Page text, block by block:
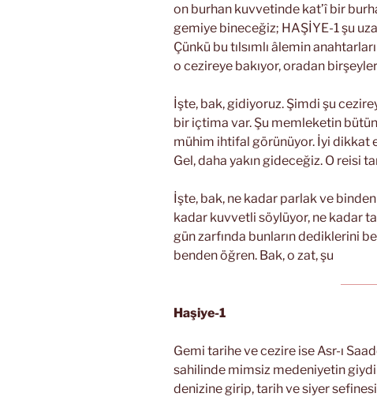
on burhan kuvvetinde kat’î bir
gemiye bineceğiz; HAŞİYE-1 şu
Çünkü bu tılsımlı âlemin
o cezireye bakıyor, oradan
İşte, bak, gidiyoruz. Şimdi şu
bir içtima var. Şu memleketin
mühim ihtifal görünüyor. İyi dikkat
Gel, daha yakın gideceğiz. O reisi
İşte, bak, ne kadar parlak ve
kadar kuvvetli söylüyor, ne kadar
gün zarfında bunların dediklerini
benden öğren. Bak, o zat, şu
Haşiye-1
Gemi tarihe ve cezire ise Asr-ı
sahilinde mimsiz medeniyetin
denizine girip, tarih ve siyer